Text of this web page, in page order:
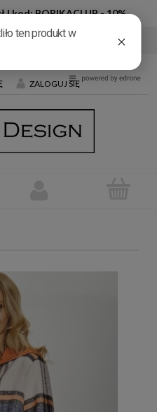
kod: BORIKACLUB - 10%
E-mail:butik@borika.pl
ZALOGUJ SIĘ